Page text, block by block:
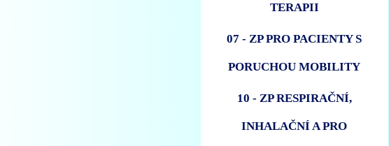
TERAPII
07 - ZP PRO PACIENTY S
PORUCHOU MOBILITY
10 - ZP RESPIRAČNÍ,
INHALAČNÍ A PRO